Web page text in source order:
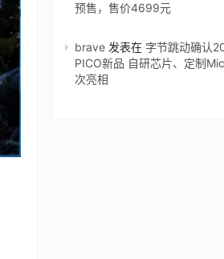
预售，售价4699元
brave 发表在 字节跳动确认
PICO新品 自研芯片、定制
次亮相